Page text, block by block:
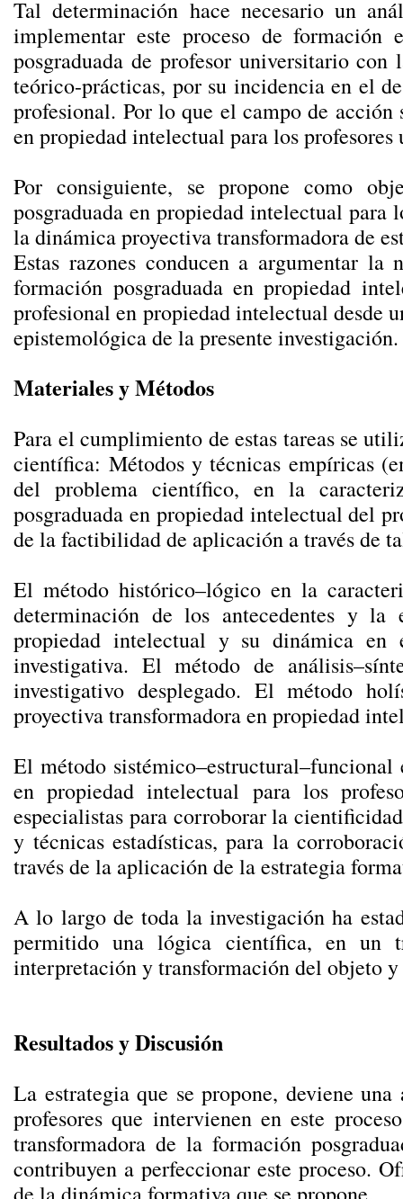
Tal determinación hace necesario un
implementar este proceso de
posgraduada de profesor universitario
teórico-prácticas, por su incidencia en el
profesional. Por lo que el campo de
en propiedad intelectual para los
Por consiguiente, se propone como
posgraduada en propiedad intelectual para
la dinámica proyectiva transformadora de
Estas razones conducen a argumentar
formación posgraduada en propiedad
profesional en propiedad intelectual desde
epistemológica de la presente investigación.
Materiales y Métodos
Para el cumplimiento de estas tareas se
científica: Métodos y técnicas empíricas
del problema científico, en la
posgraduada en propiedad intelectual del
de la factibilidad de aplicación a través de
El método histórico–lógico en la
determinación de los antecedentes y
propiedad intelectual y su dinámica
investigativa. El método de
investigativo desplegado. El método
proyectiva transformadora en propiedad
El método
en propiedad intelectual para los
especialistas para corroborar la
y técnicas estadísticas, para la
través de la aplicación de la estrategia
A lo largo de toda la investigación ha
permitido una lógica científica, en un
interpretación y transformación del objeto
Resultados y Discusión
La estrategia que se propone, deviene
profesores que intervienen en este
transformadora de la formación
contribuyen a perfeccionar este proceso.